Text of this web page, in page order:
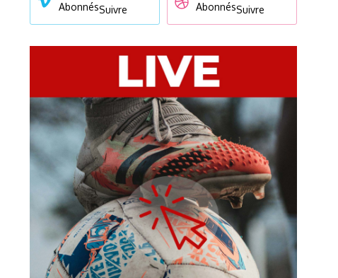
AbonnésSuivre AbonnésSuivre